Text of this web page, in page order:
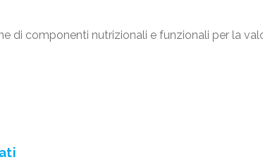
di componenti nutrizionali e funzionali per la